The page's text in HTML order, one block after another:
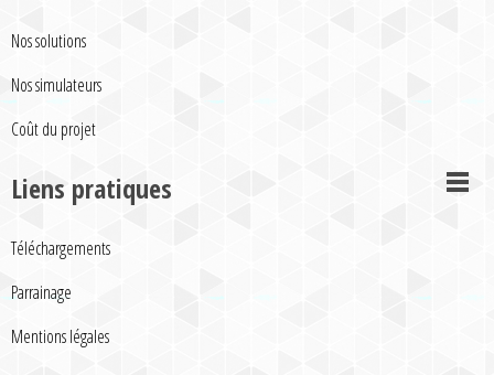
Nos solutions
Nos simulateurs
Coût du projet
Liens pratiques
Téléchargements
Parrainage
Mentions légales